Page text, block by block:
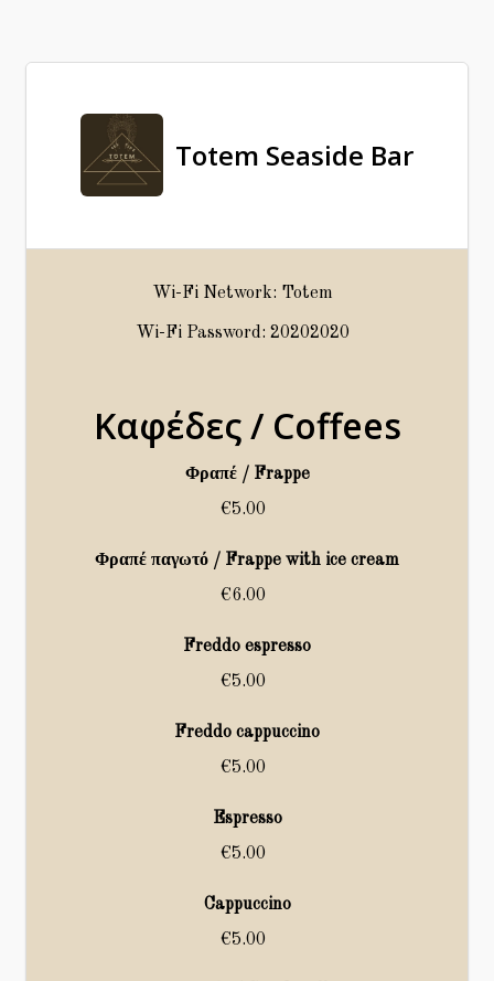
Totem Seaside Bar
Wi-Fi Network: Totem
Wi-Fi Password: 20202020
Καφέδες / Coffees
Φραπέ / Frappe
€5.00
Φραπέ παγωτό / Frappe with ice cream
€6.00
Freddo espresso
€5.00
Freddo cappuccino
€5.00
Espresso
€5.00
Cappuccino
€5.00